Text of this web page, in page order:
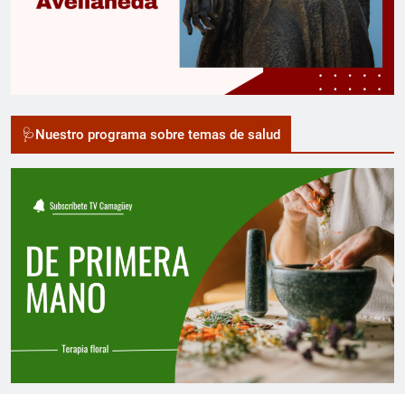
🩺Nuestro programa sobre temas de salud